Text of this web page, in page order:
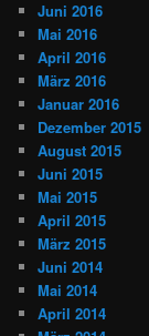
Juni 2016
Mai 2016
April 2016
März 2016
Januar 2016
Dezember 2015
August 2015
Juni 2015
Mai 2015
April 2015
März 2015
Juni 2014
Mai 2014
April 2014